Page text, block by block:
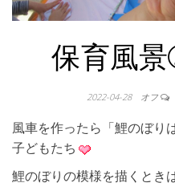
保育風景
2022-04-28 オフ
風車を作ったら「鯉のぼり
子どもたち
鯉のぼりの模様を描くとき